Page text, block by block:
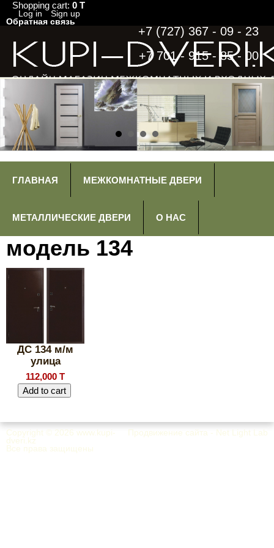
Shopping cart: 0 T
Log in
Sign up
Обратная связь
+7 (727) 367 - 09 - 23
+7 701 - 915 - 85 - 00
ГЛАВНАЯ МЕЖКОМНАТНЫЕ ДВЕРИ
МЕТАЛЛИЧЕСКИЕ ДВЕРИ О НАС
модель 134
ДС 134 м/м
улица
112,000 T
Продвижение сайта - Net Light Lab
Copyright © 2026 www.kupi-
dveri.kz
Все права защищены